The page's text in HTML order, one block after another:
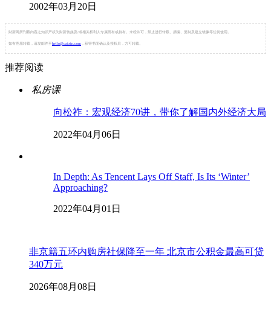
2002年03月20日
财新网所刊载内容之知识产权为财新传媒及/或相关权利人专属所有或持有。未经许可，禁止进行转载、摘编、复制及建立镜像等任何使用。
如有意愿转载，请发邮件至 hello@caixin.com ，获得书面确认及授权后，方可转载。
推荐阅读
私房课
向松祚：宏观经济70讲，带你了解国内外经济大局
2022年04月06日
In Depth: As Tencent Lays Off Staff, Is Its ‘Winter’
Approaching?
2022年04月01日
非京籍五环内购房社保降至一年 北京市公积金最高可贷
340万元
2026年08月08日